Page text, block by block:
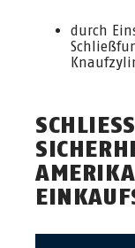
durch